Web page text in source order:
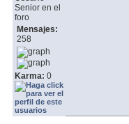
Senior en el
foro
Mensajes:
258
Karma: 0